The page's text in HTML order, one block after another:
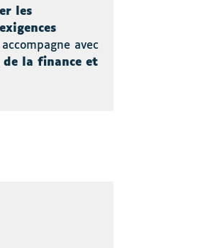
les
exigences
avec
de la finance et